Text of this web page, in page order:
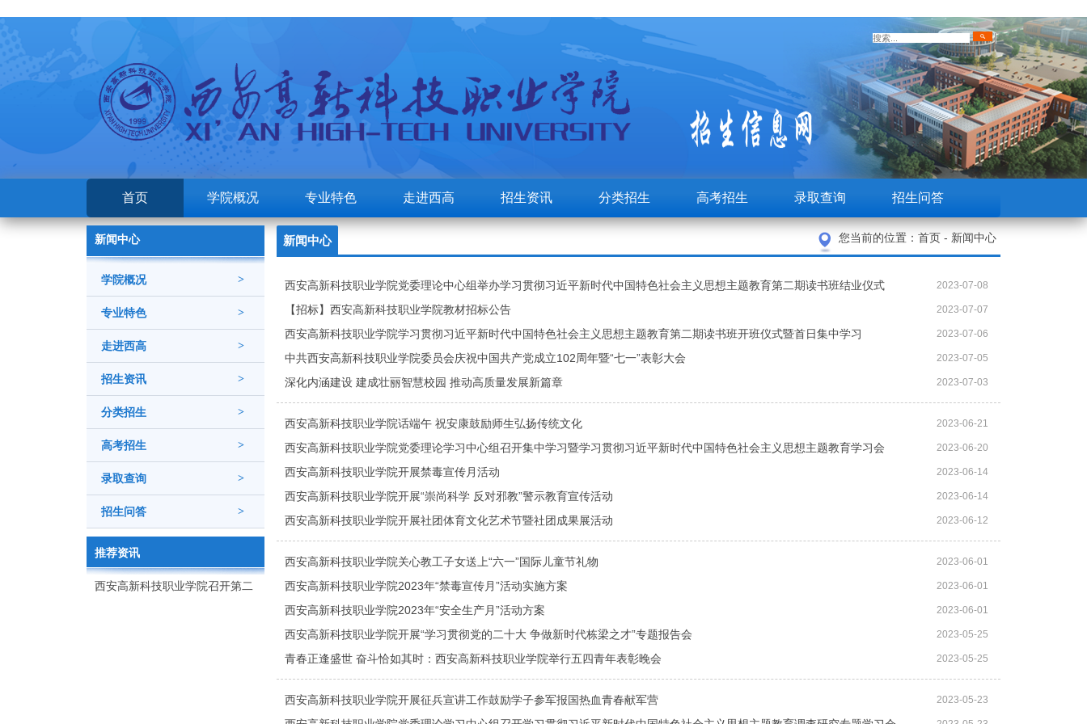
首页 学院概况 专业特色 走进西高 招生资讯 分类招生 高考招生 录取查询 招生问答
新闻中心
>
学院概况
>
专业特色
>
走进西高
>
招生资讯
>
分类招生
>
高考招生
>
录取查询
>
招生问答
推荐资讯
西安高新科技职业学院召开第二
新闻中心 您当前的位置： 首页 - 新闻中心
2023-07-08
西安高新科技职业学院党委理论中心组举办学习贯彻习近平新时代中国特色社会主义思想主题教育第二期读书班结业仪式
2023-07-07
【招标】西安高新科技职业学院教材招标公告
2023-07-06
西安高新科技职业学院学习贯彻习近平新时代中国特色社会主义思想主题教育第二期读书班开班仪式暨首日集中学习
2023-07-05
中共西安高新科技职业学院委员会庆祝中国共产党成立102周年暨“七一”表彰大会
2023-07-03
深化内涵建设 建成壮丽智慧校园 推动高质量发展新篇章
2023-06-21
西安高新科技职业学院话端午 祝安康鼓励师生弘扬传统文化
2023-06-20
​西安高新科技职业学院党委理论学习中心组召开集中学习暨学习贯彻习近平新时代中国特色社会主义思想主题教育学习会
2023-06-14
西安高新科技职业学院开展禁毒宣传月活动
2023-06-14
西安高新科技职业学院开展“崇尚科学 反对邪教”警示教育宣传活动
2023-06-12
西安高新科技职业学院开展社团体育文化艺术节暨社团成果展活动
2023-06-01
西安高新科技职业学院关心教工子女送上“六一”国际儿童节礼物
2023-06-01
西安高新科技职业学院2023年“禁毒宣传月”活动实施方案
2023-06-01
西安高新科技职业学院2023年“安全生产月”活动方案
2023-05-25
西安高新科技职业学院开展“学习贯彻党的二十大 争做新时代栋梁之才”专题报告会
2023-05-25
青春正逢盛世 奋斗恰如其时：西安高新科技职业学院举行五四青年表彰晚会
2023-05-23
西安高新科技职业学院开展征兵宣讲工作鼓励学子参军报国热血青春献军营